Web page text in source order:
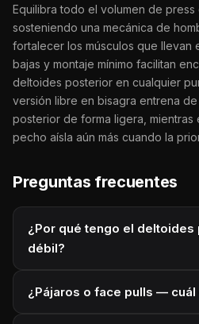
Equilibra todo el volumen de press
sosteniendo una mecánica de
fortalecer los músculos que llevan
bajas y montaje mínimo facilitan
deltoides posterior en cualquier
versión libre en bisagra entrena
posterior de forma ligera, mientras
pecho aísla aún más cuando la
Preguntas frecuentes
¿Por qué tengo el deltoides
débil?
¿Pájaros o face pulls — cuál